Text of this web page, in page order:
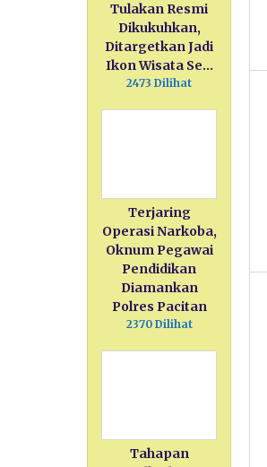
Tulakan Resmi
Dikukuhkan,
Ditargetkan Jadi
Ikon Wisata Se…
2473 Dilihat
Terjaring
Operasi Narkoba,
Oknum Pegawai
Pendidikan
Diamankan
Polres Pacitan
2370 Dilihat
Tahapan